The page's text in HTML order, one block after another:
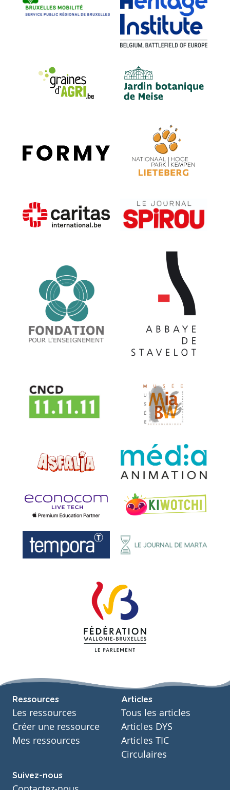
Ressources
Les ressources
Créer une ressource
Mes ressources
Articles
Tous les articles
Articles DYS
Articles TIC
Circulaires
Suivez-nous